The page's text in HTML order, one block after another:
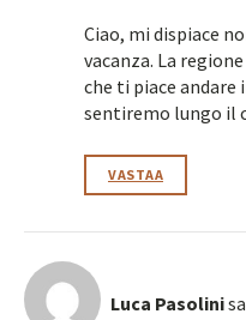
Ciao, mi dispiace
vacanza. La
che ti piace andare
sentiremo lungo il
VASTAA
Luca Pasolini